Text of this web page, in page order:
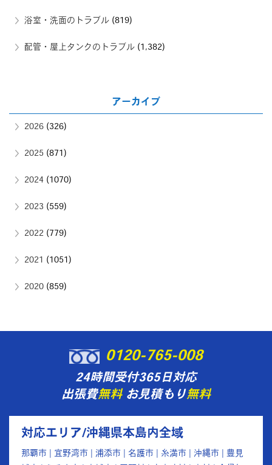
浴室・洗面のトラブル (819)
配管・屋上タンクのトラブル (1,382)
アーカイブ
2026 (326)
2025 (871)
2024 (1070)
2023 (559)
2022 (779)
2021 (1051)
2020 (859)
0120-765-008
24時間受付365日対応
出張費無料お見積もり無料
対応エリア/沖縄県本島内全域
那覇市 | 宜野湾市 | 浦添市 | 名護市 | 糸満市 | 沖縄市 | 豊見